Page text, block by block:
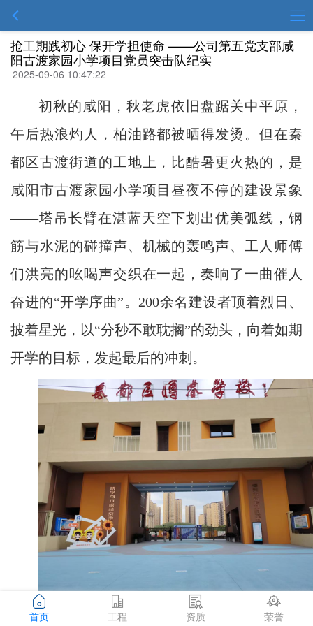
首页 工程 资质 荣誉
抢工期践初心 保开学担使命 ——公司第五党支部咸
阳古渡家园小学项目党员突击队纪实
2025-09-06 10:47:22
初秋的咸阳，秋老虎依旧盘踞关中平原，
午后热浪灼人，柏油路都被晒得发烫。但在秦
都区古渡街道的工地上，比酷暑更火热的，是
咸阳市古渡家园小学项目昼夜不停的建设景象
——塔吊长臂在湛蓝天空下划出优美弧线，钢
筋与水泥的碰撞声、机械的轰鸣声、工人师傅
们洪亮的吆喝声交织在一起，奏响了一曲催人
奋进的“开学序曲”。200余名建设者顶着烈日、
披着星光，以“分秒不敢耽搁”的劲头，向着如期
开学的目标，发起最后的冲刺。